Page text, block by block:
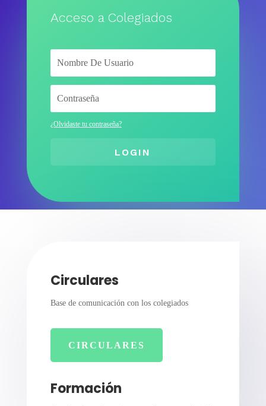
Acceso a Colegiados
¿Olvidaste tu contraseña?
LOGIN
Circulares
Base de comunicación con los colegiados
CIRCULARES
Formación